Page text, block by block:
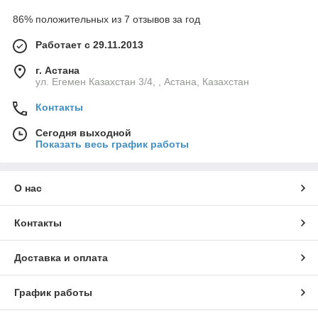
86% положительных из 7 отзывов за год
Работает с 29.11.2013
г. Астана
ул. Егемен Казахстан 3/4, , Астана, Казахстан
Контакты
Сегодня выходной
Показать весь график работы
О нас
Контакты
Доставка и оплата
График работы